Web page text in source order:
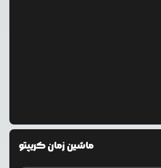
ماشین زمان کریپتو